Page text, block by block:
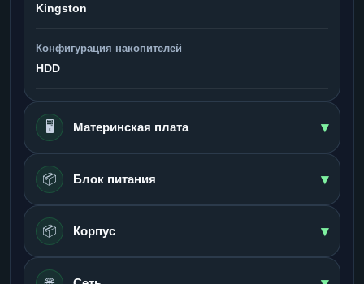
Kingston
Конфигурация накопителей
HDD
🖥️ Материнская плата ▾
📦 Блок питания ▾
📦 Корпус ▾